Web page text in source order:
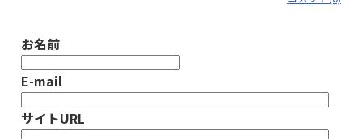
お名前
E-mail
サイトURL